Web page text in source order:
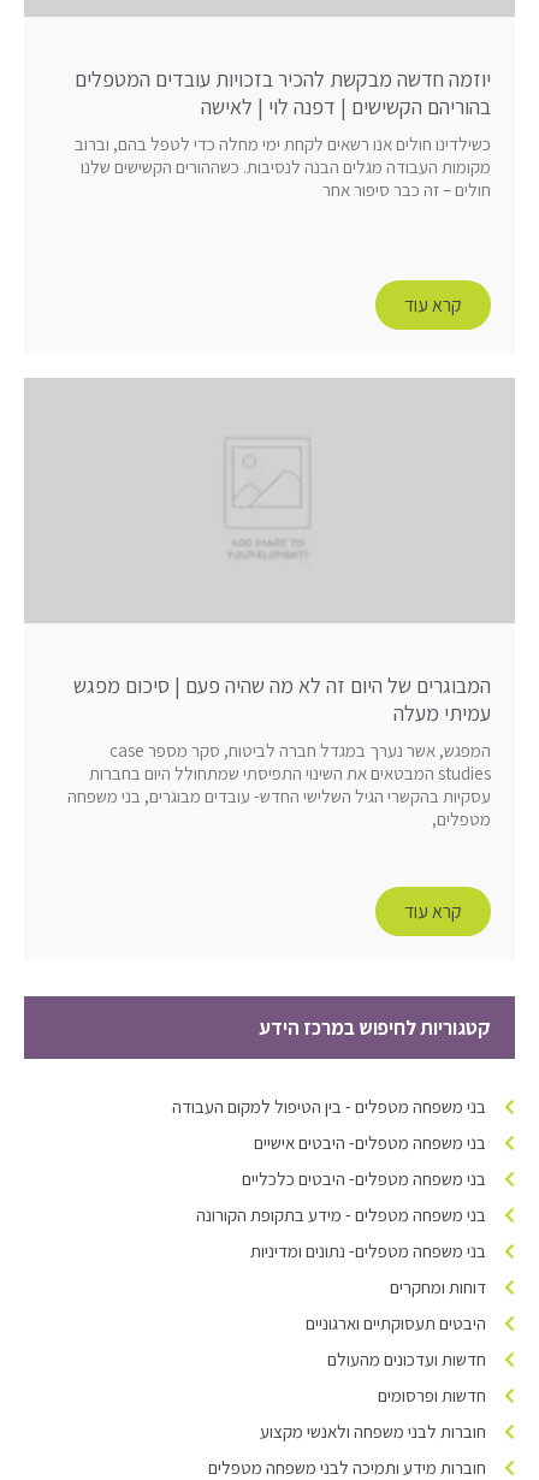
יוזמה חדשה מבקשת להכיר בזכויות עובדים המטפלים
בהוריהם הקשישים | דפנה לוי | לאישה
כשילדינו חולים אנו רשאים לקחת ימי מחלה כדי לטפל בהם, וברוב
מקומות העבודה מגלים הבנה לנסיבות. כשההורים הקשישים שלנו
חולים – זה כבר סיפור אחר
קרא עוד
המבוגרים של היום זה לא מה שהיה פעם | סיכום מפגש
עמיתי מעלה
המפגש, אשר נערך במגדל חברה לביטוח, סקר מספר case
studies המבטאים את השינוי התפיסתי שמתחולל היום בחברות
עסקיות בהקשרי הגיל השלישי החדש- עובדים מבוגרים, בני משפחה
מטפלים,
קרא עוד
קטגוריות לחיפוש במרכז הידע
בני משפחה מטפלים - בין הטיפול למקום העבודה
בני משפחה מטפלים- היבטים אישיים
בני משפחה מטפלים- היבטים כלכליים
בני משפחה מטפלים - מידע בתקופת הקורונה
בני משפחה מטפלים- נתונים ומדיניות
דוחות ומחקרים
היבטים תעסוקתיים וארגוניים
חדשות ועדכונים מהעולם
חדשות ופרסומים
חוברות לבני משפחה ולאנשי מקצוע
חוברות מידע ותמיכה לבני משפחה מטפלים